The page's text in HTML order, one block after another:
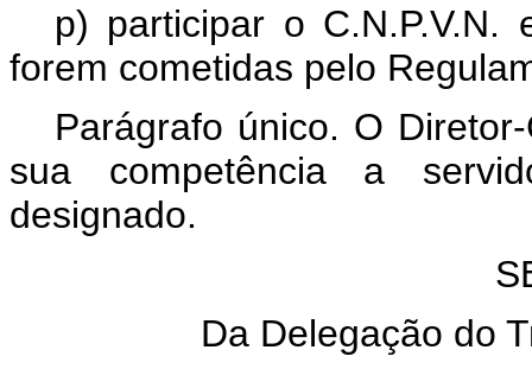
p) participar o
forem cometidas pelo
Parágrafo único. O
sua competência a
designado.
Da Delegação do